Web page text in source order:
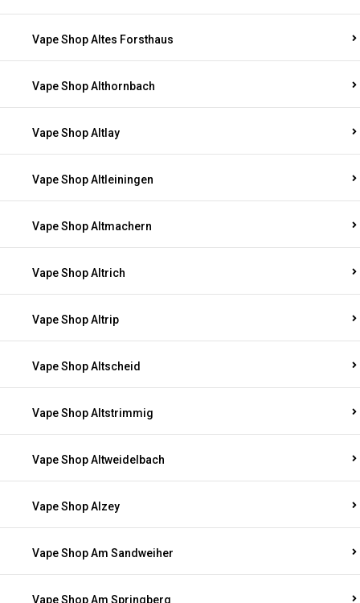
Vape Shop Altes Forsthaus
Vape Shop Althornbach
Vape Shop Altlay
Vape Shop Altleiningen
Vape Shop Altmachern
Vape Shop Altrich
Vape Shop Altrip
Vape Shop Altscheid
Vape Shop Altstrimmig
Vape Shop Altweidelbach
Vape Shop Alzey
Vape Shop Am Sandweiher
Vape Shop Am Springberg